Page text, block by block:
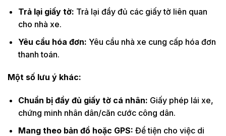
Trả lại giấy tờ: Trả lại đầy đủ các giấy tờ liên quan
cho nhà xe.
Yêu cầu hóa đơn: Yêu cầu nhà xe cung cấp hóa đơn
thanh toán.
Một số lưu ý khác:
Chuẩn bị đầy đủ giấy tờ cá nhân: Giấy phép lái xe,
chứng minh nhân dân/căn cước công dân.
Mang theo bản đồ hoặc GPS: Để tiện cho việc di